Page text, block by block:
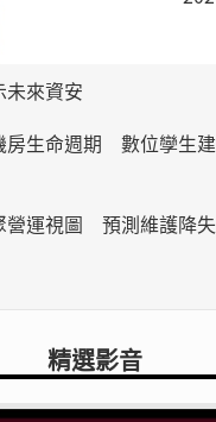
未來資安
房生命週期 數位孿生
營運視圖 預測維護降
精選影音